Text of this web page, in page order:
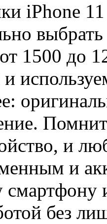
iPhone
1500 до
и
и
без